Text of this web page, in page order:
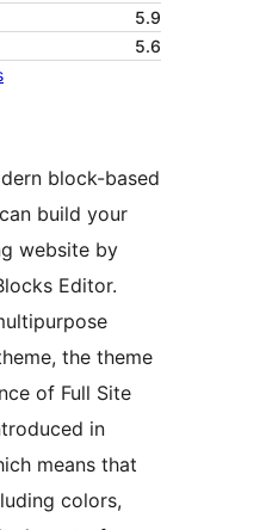
5.9
5.6
block-based
build your
website by
Editor.
the theme
of Full Site
in
means that
colors,